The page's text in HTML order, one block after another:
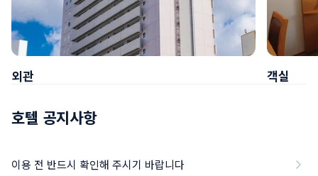
외관 객실
호텔 공지사항
이용 전 반드시 확인해 주시기 바랍니다